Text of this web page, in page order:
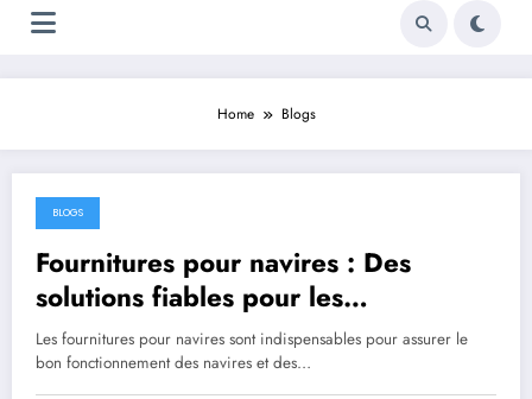
Home Blogs
August 4, 2026
BLOGS
Fournitures pour navires : Des
solutions fiables pour les
environnements marins exigeants
Les fournitures pour navires sont indispensables pour assurer le
bon fonctionnement des navires et des…